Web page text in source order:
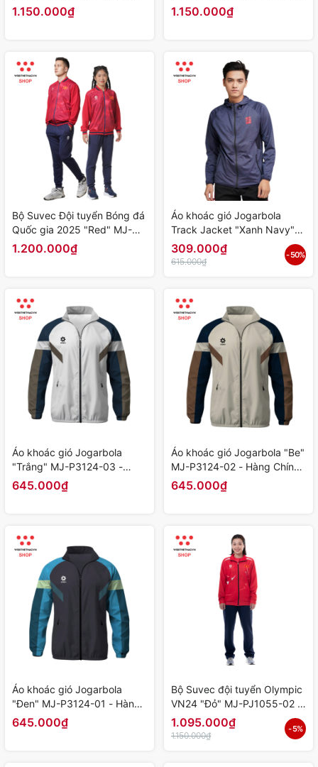
MJ-G14010-02 - Hàng Chính
1.150.000₫
G14010-01 - Hàng Chính
1.150.000₫
Bộ Suvec Đội tuyển Bóng đá
Quốc gia 2025 "Red" MJ-
G4010-03 - Hàng Chính
1.200.000₫
Áo khoác gió Jogarbola
Track Jacket "Xanh Navy"
MJ-PJ309-11 - Hàng Chính
Hãng
309.000₫
615.000₫
- 50%
Áo khoác gió Jogarbola
"Trắng" MJ-P3124-03 -
Hàng Chính Hãng
645.000₫
Áo khoác gió Jogarbola "Be"
MJ-P3124-02 - Hàng Chính
Hãng
645.000₫
Áo khoác gió Jogarbola
"Đen" MJ-P3124-01 - Hàng
Chính Hãng
645.000₫
Bộ Suvec đội tuyển Olympic
VN24 "Đỏ" MJ-PJ1055-02 -
Hàng Chính Hãng
1.095.000₫
1.150.000₫
- 5%